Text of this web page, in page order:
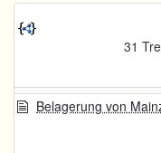
31
Belagerung von